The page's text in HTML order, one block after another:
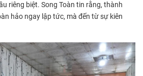
riêng biệt. Song Toàn tin rằng, thành
hảo ngay lập tức, mà đến từ sự kiên